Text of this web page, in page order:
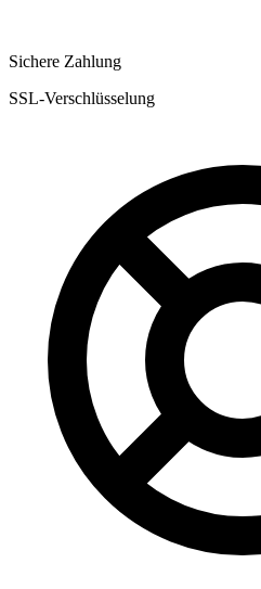
Sichere Zahlung
SSL-Verschlüsselung